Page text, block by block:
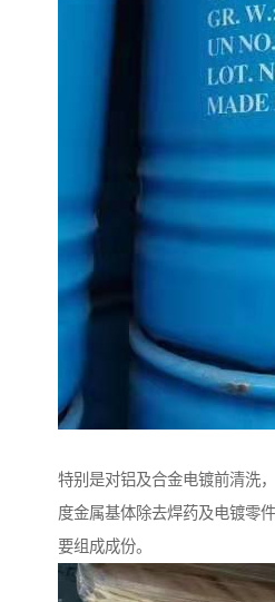
特别是对铝及合金电镀前清洗
度金属基体除去焊药及电镀零
要组成成份。